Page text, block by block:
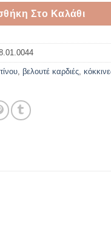
Στο Καλάθι
βελουτέ καρδιές